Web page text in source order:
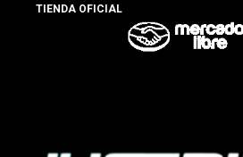
TIENDA OFICIAL